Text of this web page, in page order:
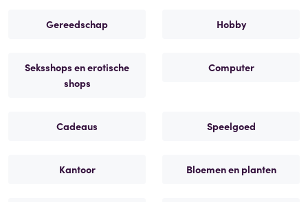
Gereedschap Hobby
Seksshops en erotische
shops
Computer
Cadeaus Speelgoed
Kantoor Bloemen en planten